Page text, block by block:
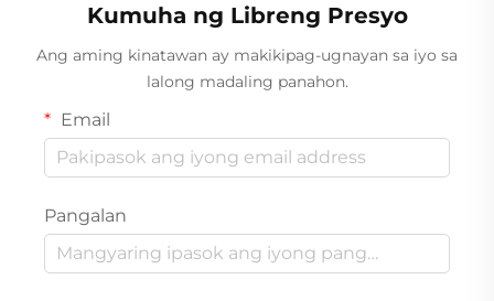
Kumuha ng Libreng Presyo
Ang aming kinatawan ay makikipag-ugnayan sa iyo sa
lalong madaling panahon.
Email
Pangalan